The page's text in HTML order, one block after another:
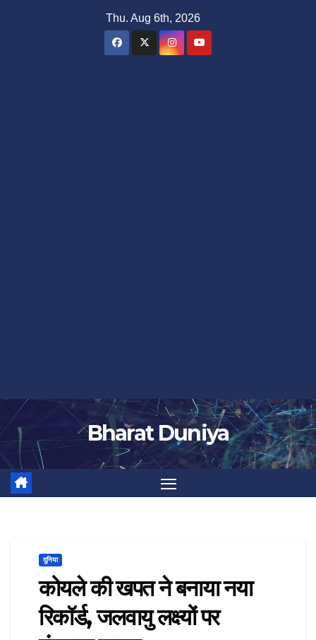
Thu. Aug 6th, 2026
Bharat Duniya
दुनिया
कोयले की खपत ने बनाया नया
रिकॉर्ड, जलवायु लक्ष्यों पर